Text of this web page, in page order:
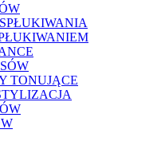
TONUJĄCE